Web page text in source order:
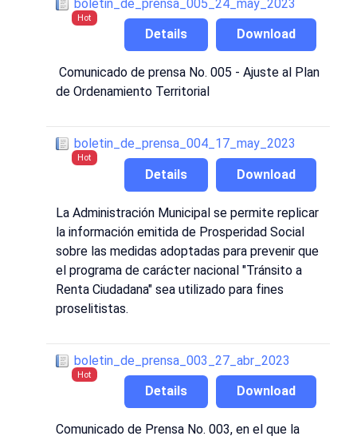
boletin_de_prensa_005_24_may_2023
Hot
Download
Details
Comunicado de prensa No. 005 - Ajuste al Plan
de Ordenamiento Territorial
boletin_de_prensa_004_17_may_2023
Hot
Download
Details
La Administración Municipal se permite replicar
la información emitida de Prosperidad Social
sobre las medidas adoptadas para prevenir que
el programa de carácter nacional "Tránsito a
Renta Ciudadana" sea utilizado para fines
proselitistas.
boletin_de_prensa_003_27_abr_2023
Hot
Download
Details
Comunicado de Prensa No. 003, en el que la